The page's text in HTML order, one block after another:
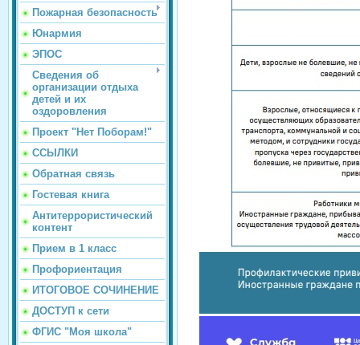
Пожарная безопасность
Юнармия
ЭПОС
Сведения об
организации отдыха
детей и их
оздоровления
Проект "Нет Поборам!"
ССЫЛКИ
Обратная связь
Гостевая книга
Антитеррористический
контент
Прием в 1 класс
Профориентация
ИТОГОВОЕ СОЧИНЕНИЕ
ДОСТУП к сети
ФГИС "Моя школа"